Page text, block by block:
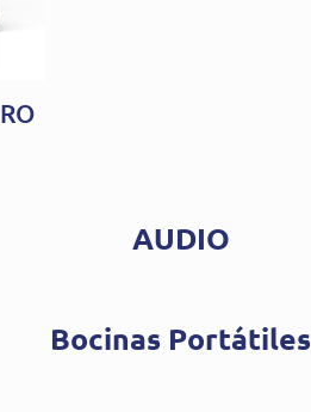
AUDIO
Bocinas Portátiles